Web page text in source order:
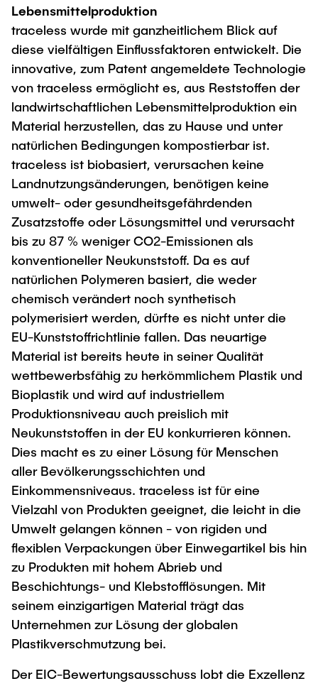
Lebensmittelproduktion
traceless wurde mit ganzheitlichem Blick auf
diese vielfältigen Einflussfaktoren entwickelt. Die
innovative, zum Patent angemeldete Technologie
von traceless ermöglicht es, aus Reststoffen der
landwirtschaftlichen Lebensmittelproduktion ein
Material herzustellen, das zu Hause und unter
natürlichen Bedingungen kompostierbar ist.
traceless ist biobasiert, verursachen keine
Landnutzungsänderungen, benötigen keine
umwelt- oder gesundheitsgefährdenden
Zusatzstoffe oder Lösungsmittel und verursacht
bis zu 87 % weniger CO2-Emissionen als
konventioneller Neukunststoff. Da es auf
natürlichen Polymeren basiert, die weder
chemisch verändert noch synthetisch
polymerisiert werden, dürfte es nicht unter die
EU-Kunststoffrichtlinie fallen. Das neuartige
Material ist bereits heute in seiner Qualität
wettbewerbsfähig zu herkömmlichem Plastik und
Bioplastik und wird auf industriellem
Produktionsniveau auch preislich mit
Neukunststoffen in der EU konkurrieren können.
Dies macht es zu einer Lösung für Menschen
aller Bevölkerungsschichten und
Einkommensniveaus. traceless ist für eine
Vielzahl von Produkten geeignet, die leicht in die
Umwelt gelangen können - von rigiden und
flexiblen Verpackungen über Einwegartikel bis hin
zu Produkten mit hohem Abrieb und
Beschichtungs- und Klebstofflösungen. Mit
seinem einzigartigen Material trägt das
Unternehmen zur Lösung der globalen
Plastikverschmutzung bei.
Der EIC-Bewertungsausschuss lobt die Exzellenz